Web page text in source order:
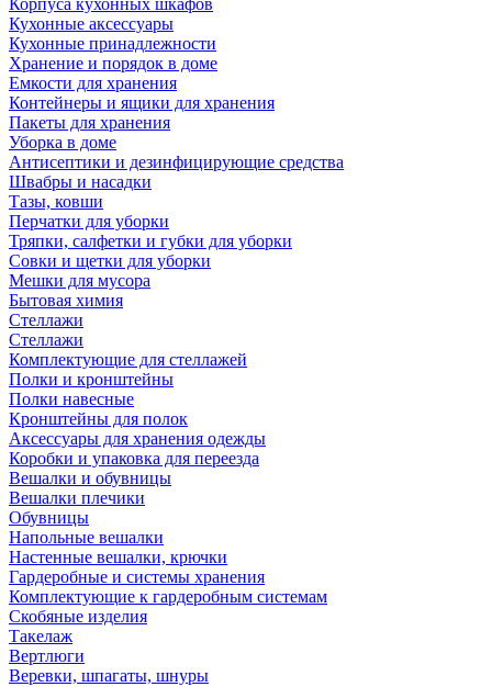
Корпуса кухонных шкафов
Кухонные аксессуары
Кухонные принадлежности
Хранение и порядок в доме
Емкости для хранения
Контейнеры и ящики для хранения
Пакеты для хранения
Уборка в доме
Антисептики и дезинфицирующие средства
Швабры и насадки
Тазы, ковши
Перчатки для уборки
Тряпки, салфетки и губки для уборки
Совки и щетки для уборки
Мешки для мусора
Бытовая химия
Стеллажи
Стеллажи
Комплектующие для стеллажей
Полки и кронштейны
Полки навесные
Кронштейны для полок
Аксессуары для хранения одежды
Коробки и упаковка для переезда
Вешалки и обувницы
Вешалки плечики
Обувницы
Напольные вешалки
Настенные вешалки, крючки
Гардеробные и системы хранения
Комплектующие к гардеробным системам
Скобяные изделия
Такелаж
Вертлюги
Веревки, шпагаты, шнуры